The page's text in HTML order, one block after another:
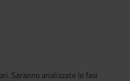
Saranno analizzate le fasi